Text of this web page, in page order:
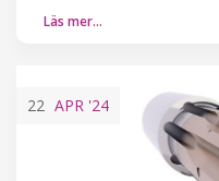
Läs mer…
22 APR '24